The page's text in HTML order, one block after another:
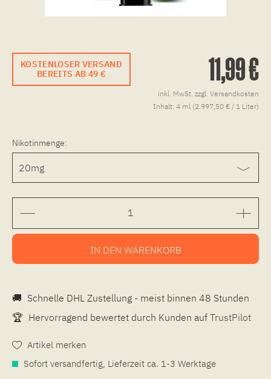
KOSTENLOSER VERSAND
BEREITS AB 49 €
11,99 €
inkl. MwSt. zzgl. Versandkosten
Inhalt: 4 ml (2.997,50 € / 1 Liter)
Nikotinmenge:
IN DEN WARENKORB
🚚 Schnelle DHL Zustellung - meist binnen 48 Stunden
🏆 Hervorragend bewertet durch Kunden auf TrustPilot
Artikel merken
Sofort versandfertig, Lieferzeit ca. 1-3 Werktage